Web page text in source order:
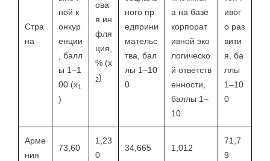
Стра
на
ной к
онкур
енции
, балл
ы 1–1
00 (x1
)
ова
я ин
фля
ция,
% (x
2)
ного пр
едприни
мательс
тва, бал
лы 1–10
0
а на базе
корпорат
ивной эко
логическо
й ответств
енности,
баллы 1–
10
ивог
о раз
вити
я, ба
ллы
1–10
0
Арме
ния
73,60
1,23
0
34,665 1,012
71,7
9